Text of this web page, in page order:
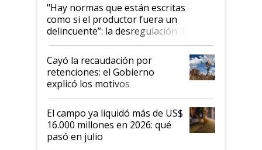
"Hay normas que están escritas
como si el productor fuera un
delincuente”: la desregulación llegó
al Congreso Aapresid y hasta se
habló del financiamiento al IPCVA
Cayó la recaudación por
retenciones: el Gobierno
explicó los motivos
El campo ya liquidó más de US$
16.000 millones en 2026: qué
pasó en julio